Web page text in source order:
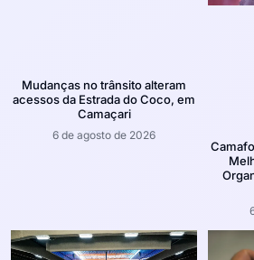
Mudanças no trânsito alteram
acessos da Estrada do Coco, em
Camaçari
6 de agosto de 2026